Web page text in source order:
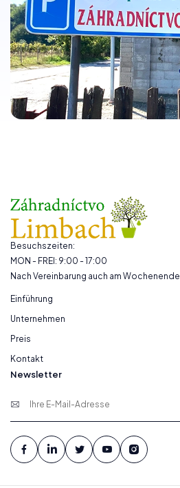
Besuchszeiten:
MON - FREI: 9:00 - 17:00
Nach Vereinbarung auch am Wochenende
Einführung
Unternehmen
Preis
Kontakt
Newsletter